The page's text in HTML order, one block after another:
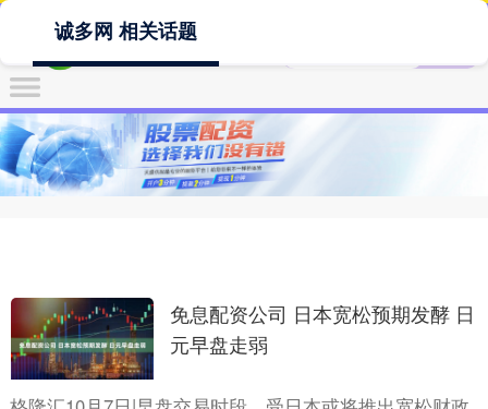
诚多网 相关话题
免息配资公司 日本宽松预期发酵 日
元早盘走弱